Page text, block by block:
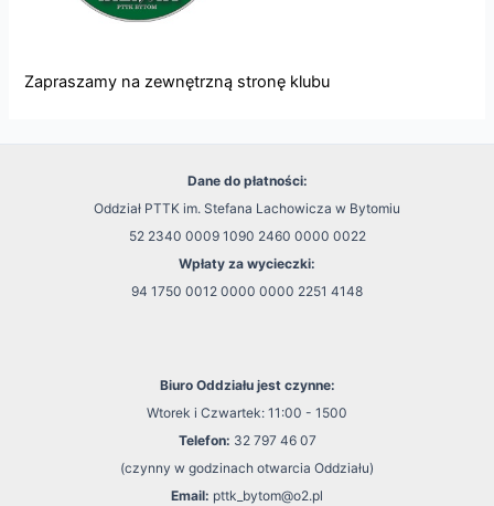
Zapraszamy na zewnętrzną stronę klubu
Dane do płatności:
Oddział PTTK im. Stefana Lachowicza w Bytomiu
52 2340 0009 1090 2460 0000 0022
Wpłaty za wycieczki:
94 1750 0012 0000 0000 2251 4148
Biuro Oddziału jest czynne:
Wtorek i Czwartek: 11:00 - 1500
Telefon: 32 797 46 07
(czynny w godzinach otwarcia Oddziału)
Email: pttk_bytom@o2.pl